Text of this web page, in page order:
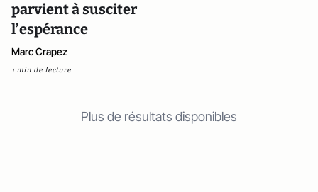
parvient à susciter
l’espérance
Marc Crapez
1 min de lecture
Plus de résultats disponibles